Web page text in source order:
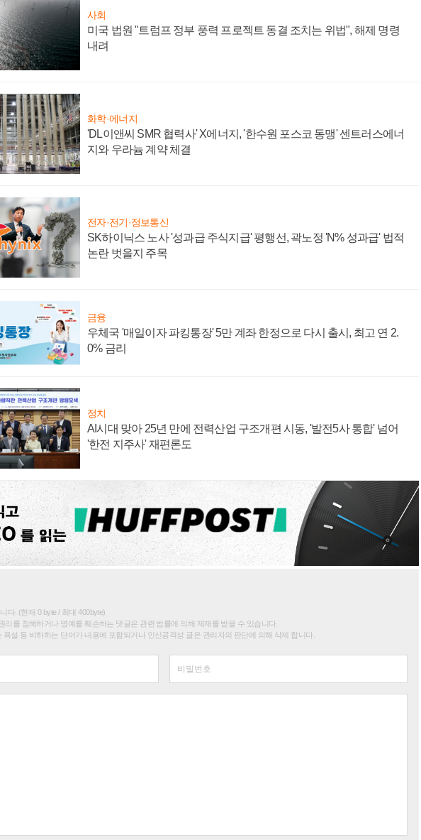
사회
미국 법원 "트럼프 정부 풍력 프로젝트 동결 조치는 위법", 해제 명령
내려
화학·에너지
'DL이앤씨 SMR 협력사' X에너지, '한수원 포스코 동맹' 센트러스에너
지와 우라늄 계약 체결
전자·전기·정보통신
SK하이닉스 노사 '성과급 주식지급' 평행선, 곽노정 'N% 성과급' 법적
논란 벗을지 주목
금융
우체국 '매일이자 파킹통장' 5만 계좌 한정으로 다시 출시, 최고 연 2.
0% 금리
정치
AI시대 맞아 25년 만에 전력산업 구조개편 시동, '발전5사 통합' 넘어
'한전 지주사' 재편론도
다. (현재 0 byte / 최대 400byte)
리를 침해하거나 명예를 훼손하는 댓글은 관련 법률에 의해 제재를 받을 수 있습니다.
욕설 등 비하하는 단어가 내용에 포함되거나 인신공격성 글은 관리자의 판단에 의해 삭제 합니다.